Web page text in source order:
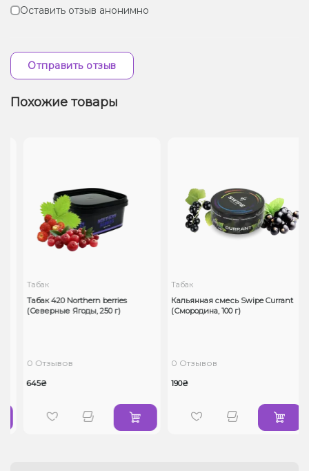
Оставить отзыв анонимно
Отправить отзыв
Похожие товары
Табак
Табак 420 Northern berries
(Северные Ягоды, 250 г)
0 Отзывов
645₴
Табак
Кальянная смесь Swipe Currant
(Смородина, 100 г)
0 Отзывов
190₴